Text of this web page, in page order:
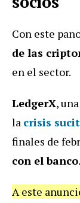
Con este
de las
en el sector.
LedgerX,
la crisis
finales de
con el banco.
A este